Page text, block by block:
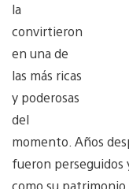
la
convirtieron
en una de
las más ricas
y poderosas
del
momento. Años
fueron perseguidos
como su